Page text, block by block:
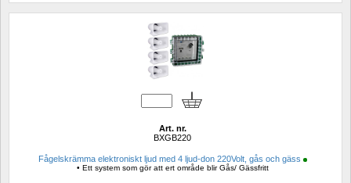
Art. nr.
BXGB220
Fågelskrämma elektroniskt ljud med 4 ljud-don 220Volt, gås och gäss
• Ett system som gör att ert område blir Gås/ Gässfritt